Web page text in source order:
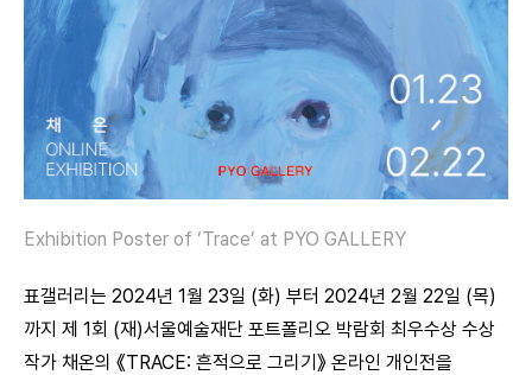
Exhibition Poster of ‘Trace’ at PYO GALLERY
표갤러리는 2024년 1월 23일 (화) 부터 2024년 2월 22일 (목)
까지 제 1회 (재)서울예술재단 포트폴리오 박람회 최우수상 수상
작가 채온의 《TRACE: 흔적으로 그리기》 온라인 개인전을